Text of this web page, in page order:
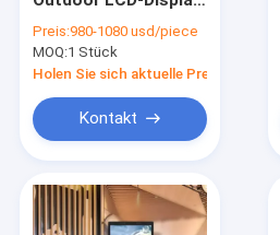
Preis:980-1080 usd/piece
MOQ:1 Stück
Holen Sie sich aktuelle Preis
Kontakt